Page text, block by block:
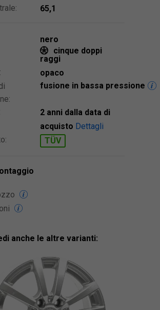
65,1
nero
cinque doppi
raggi
opaco
fusione in bassa pressione
2 anni dalla data di
acquisto Dettagli
TÜV
anche le altre varianti: